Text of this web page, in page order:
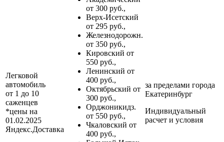
Легковой
автомобиль
от 1 до 10
саженцев
*цены на
01.02.2025
Яндекс.Доставка
от 300 руб.,
Верх-Исетский
от 295 руб.,
Железнодорожн.
от 350 руб.,
Кировский от
550 руб.,
Ленинский от
400 руб.,
Октябрьский от
300 руб.,
Орджоникидз.
от 550 руб.,
Чкаловский от
400 руб.,
за пределами города
Екатеринбург
Индивидуальный
расчет и условия